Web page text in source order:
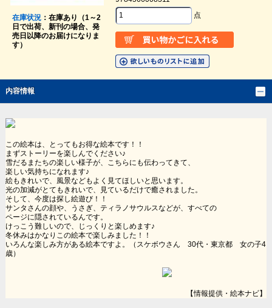
在庫状況：在庫あり（1～2
日で出荷、新刊の場合、発
売日以降のお届けになりま
す）
点
内容情報
この絵本は、とってもお得な絵本です！！
まずストーリーを楽しんでください♪
雪だるまたちの楽しい様子が、こちらにも伝わってきて、
楽しい気持ちになれます♪
絵もきれいで、風景などもよく見てほしいと思います。
光の加減がとてもきれいで、見ているだけで癒されました。
そして、今度は探し絵遊び！！
サンタさんの顔や、うさぎ、ティラノサウルスなどが、すべての
ページに隠されているんです。
けっこう難しいので、じっくりと楽しめます♪
冬休みはかなりこの絵本で楽しみました！！
いろんな楽しみ方がある絵本ですよ。（スケボウさん 30代・東京都 女の子4
歳）
【情報提供・絵本ナビ】